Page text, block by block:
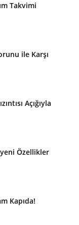
Takvimi
ile Karşı
Açığıyla
Özellikler
Kapıda!